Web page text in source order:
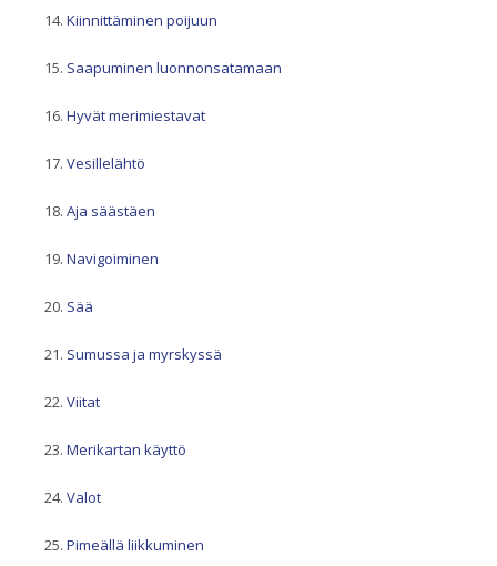
Kiinnittäminen poijuun
Saapuminen luonnonsatamaan
Hyvät merimiestavat
Vesillelähtö
Aja säästäen
Navigoiminen
Sää
Sumussa ja myrskyssä
Viitat
Merikartan käyttö
Valot
Pimeällä liikkuminen